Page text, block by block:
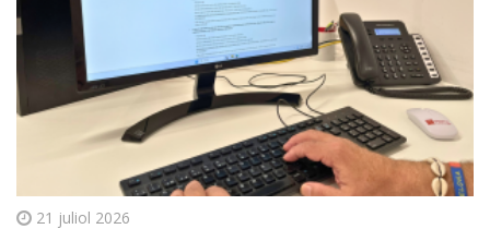
21 juliol 2026